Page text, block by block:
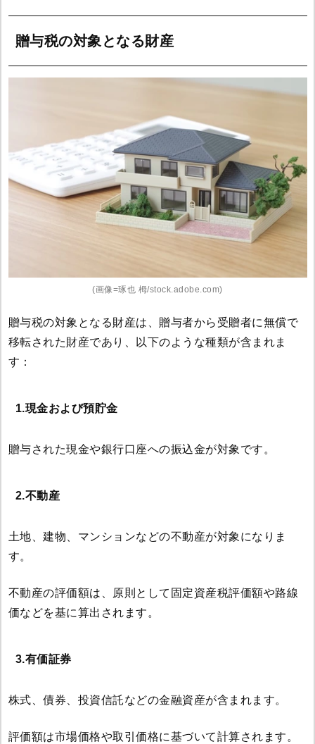
贈与税の対象となる財産
(画像=琢也 栂/stock.adobe.com)
贈与税の対象となる財産は、贈与者から受贈者に無償で
移転された財産であり、以下のような種類が含まれま
す：
1.現金および預貯金
贈与された現金や銀行口座への振込金が対象です。
2.不動産
土地、建物、マンションなどの不動産が対象になりま
す。
不動産の評価額は、原則として固定資産税評価額や路線
価などを基に算出されます。
3.有価証券
株式、債券、投資信託などの金融資産が含まれます。
評価額は市場価格や取引価格に基づいて計算されます。